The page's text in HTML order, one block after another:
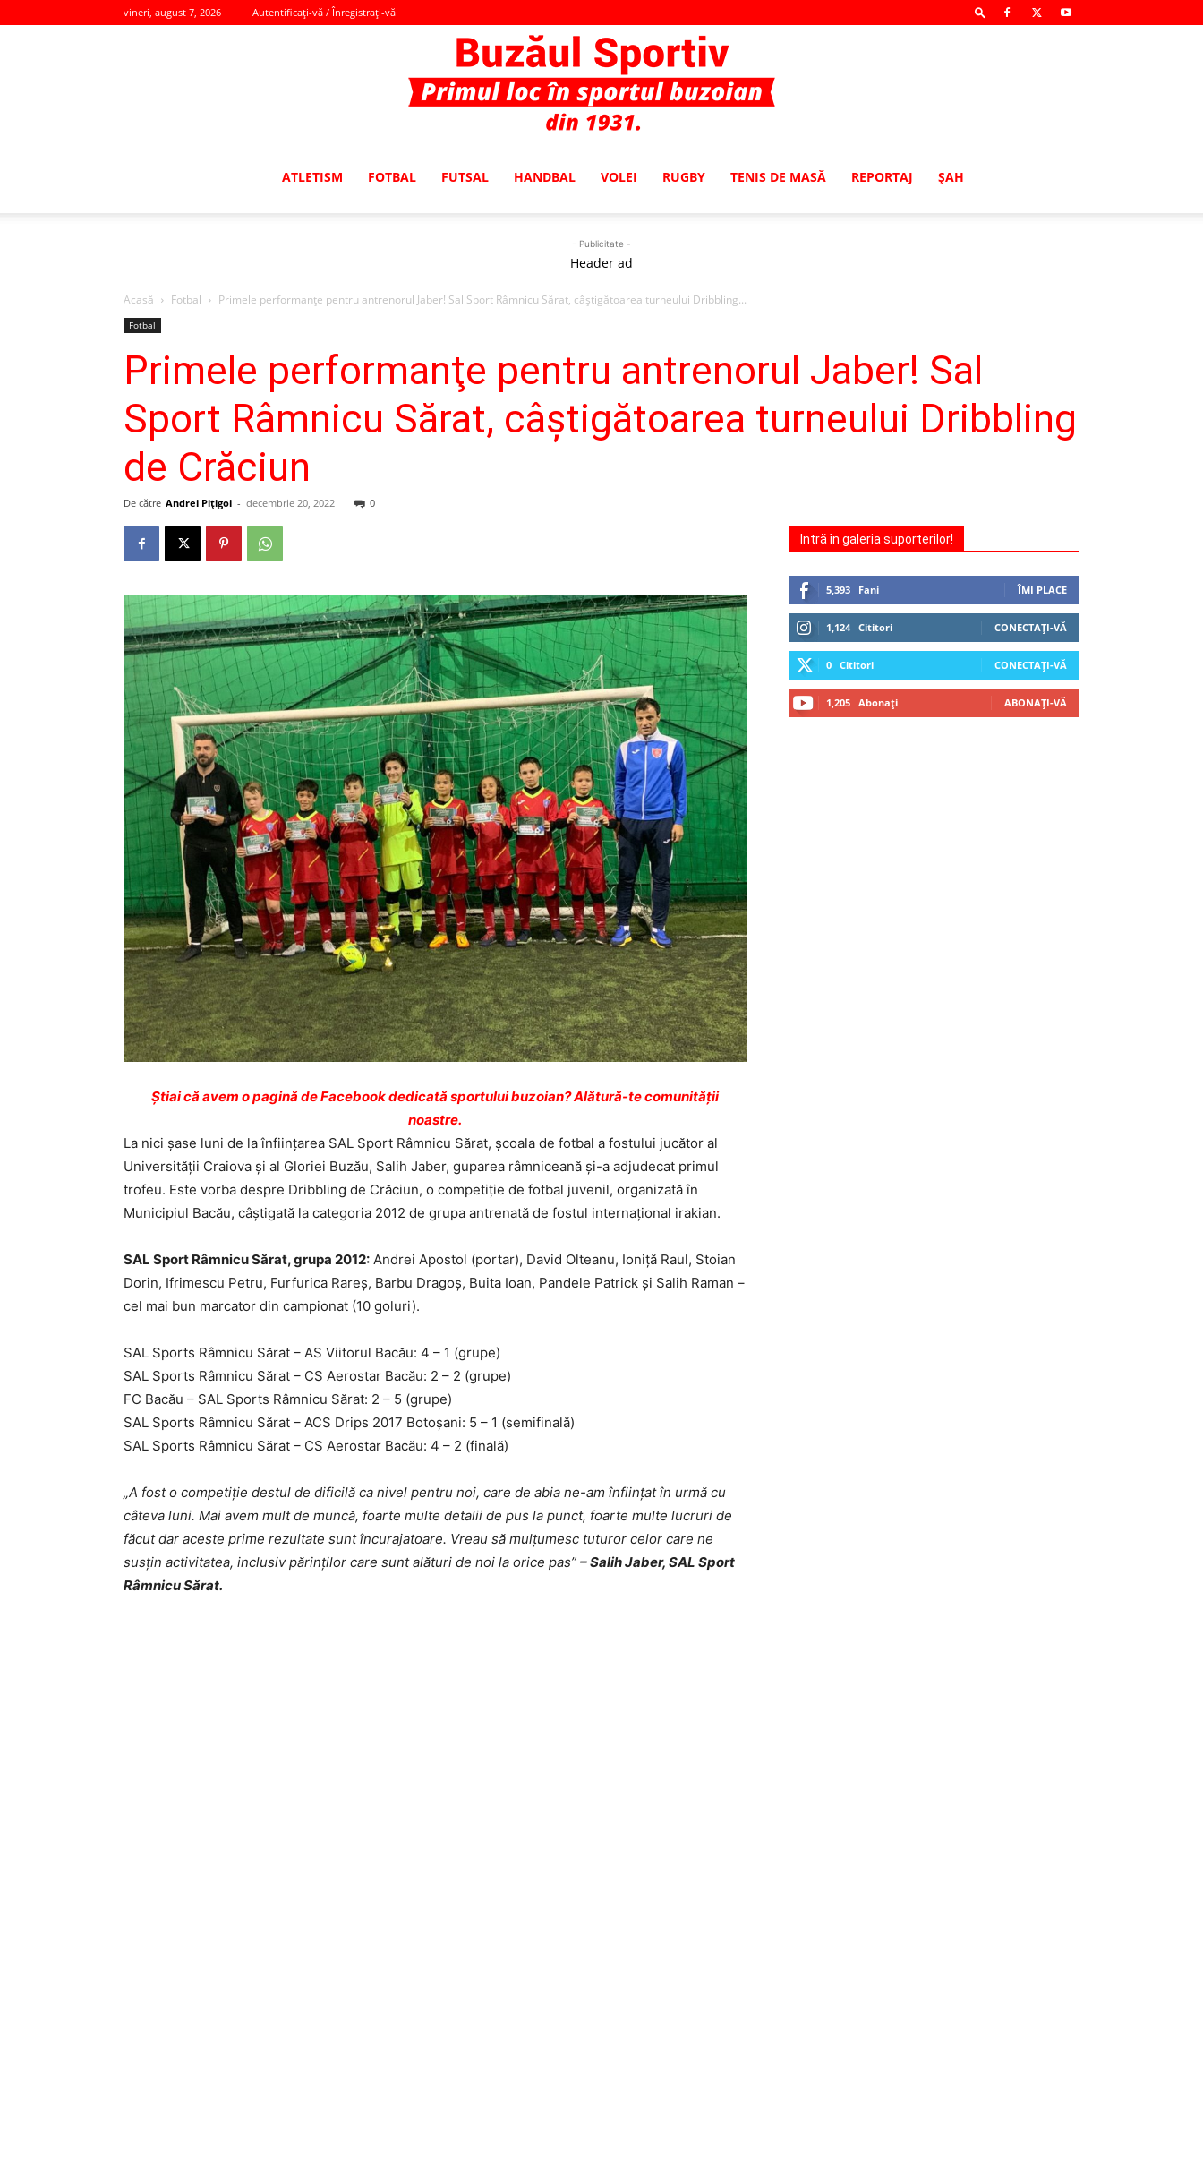
vineri, august 7, 2026 Autentificați-vă / Înregistrați-vă
Sportiv
ATLETISM FOTBAL FUTSAL HANDBAL VOLEI RUGBY TENIS DE MASĂ REPORTAJ ŞAH
- Publicitate -
Header ad
Acasă Fotbal Primele performanţe pentru antrenorul Jaber! Sal Sport Râmnicu Sărat, câştigătoarea turneului Dribbling...
Fotbal
Primele performanţe pentru antrenorul Jaber! Sal
Sport Râmnicu Sărat, câştigătoarea turneului Dribbling
de Crăciun
De către Andrei Pițigoi - decembrie 20, 2022 0
Ştiai că avem o pagină de Facebook dedicată sportului buzoian? Alătură-te comunității
noastre.
La nici şase luni de la înfiinţarea SAL Sport Râmnicu Sărat, şcoala de fotbal a fostului jucător al
Universităţii Craiova şi al Gloriei Buzău, Salih Jaber, guparea râmniceană şi-a adjudecat primul
trofeu. Este vorba despre Dribbling de Crăciun, o competiţie de fotbal juvenil, organizată în
Municipiul Bacău, câştigată la categoria 2012 de grupa antrenată de fostul internaţional irakian.
SAL Sport Râmnicu Sărat, grupa 2012: Andrei Apostol (portar), David Olteanu, Ioniță Raul, Stoian
Dorin, Ifrimescu Petru, Furfurica Rareș, Barbu Dragoș, Buita Ioan, Pandele Patrick şi Salih Raman –
cel mai bun marcator din campionat (10 goluri).
SAL Sports Râmnicu Sărat – AS Viitorul Bacău: 4 – 1 (grupe)
SAL Sports Râmnicu Sărat – CS Aerostar Bacău: 2 – 2 (grupe)
FC Bacău – SAL Sports Râmnicu Sărat: 2 – 5 (grupe)
SAL Sports Râmnicu Sărat – ACS Drips 2017 Botoșani: 5 – 1 (semifinală)
SAL Sports Râmnicu Sărat – CS Aerostar Bacău: 4 – 2 (finală)
„A fost o competiţie destul de dificilă ca nivel pentru noi, care de abia ne-am înfiinţat în urmă cu
câteva luni. Mai avem mult de muncă, foarte multe detalii de pus la punct, foarte multe lucruri de
făcut dar aceste prime rezultate sunt încurajatoare. Vreau să mulţumesc tuturor celor care ne
susţin activitatea, inclusiv părinţilor care sunt alături de noi la orice pas” – Salih Jaber, SAL Sport
Râmnicu Sărat.
Intră în galeria suporterilor!
5,393 Fani ÎMI PLACE
1,124 Cititori CONECTAȚI-VĂ
0 Cititori CONECTAȚI-VĂ
1,205 Abonați ABONAȚI-VĂ